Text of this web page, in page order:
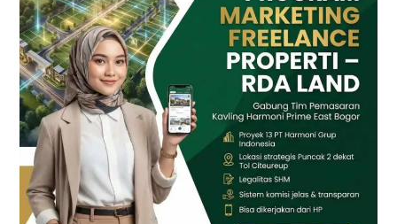
MARKETING
Properti
Komisi
Besar
|
RDA
LAND